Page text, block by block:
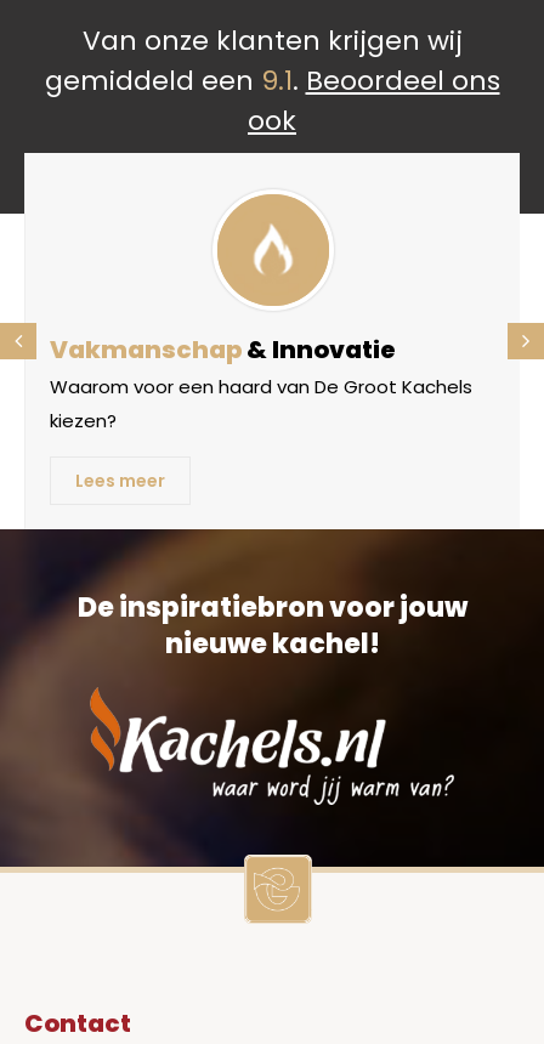
Van onze klanten krijgen wij
gemiddeld een 9.1. Beoordeel ons
ook
Vakmanschap& Innovatie
Waarom voor een haard van De Groot Kachels
kiezen?
Lees meer
De inspiratiebron voor jouw
nieuwe kachel!
Contact